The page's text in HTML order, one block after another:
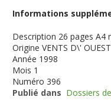
Informations
Description 26 pages A4
Origine VENTS D\' OUEST
Année 1998
Mois 1
Numéro 396
Publié dans Dossiers